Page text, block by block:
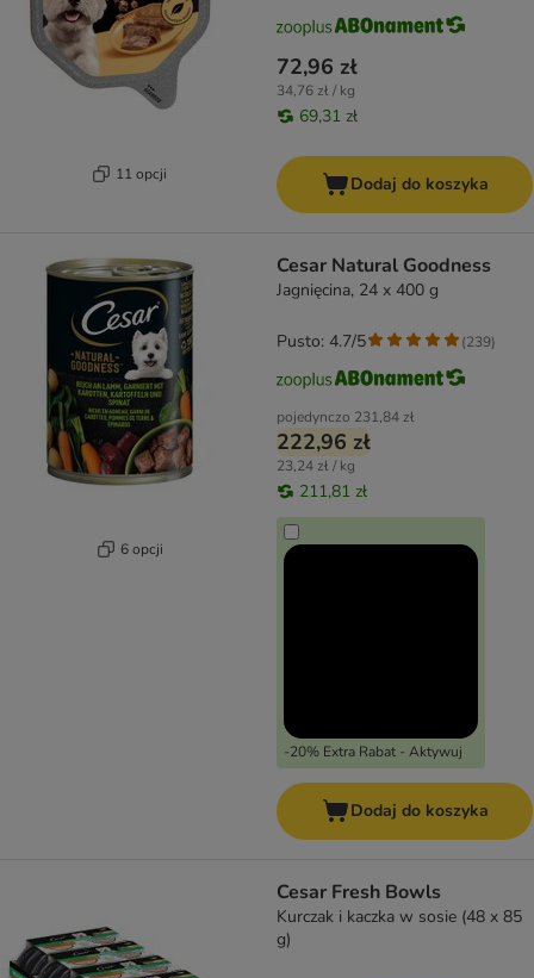
11 opcji
72,96 zł
34,76 zł / kg
69,31 zł
Dodaj do koszyka
6 opcji
Cesar Natural Goodness
Jagnięcina, 24 x 400 g
pojedynczo 231,84 zł
222,96 zł
23,24 zł / kg
211,81 zł
-20% Extra Rabat - Aktywuj
Pusto: 4.7/5 (239)
Dodaj do koszyka
Cesar Fresh Bowls
Kurczak i kaczka w sosie (48 x 85
g)